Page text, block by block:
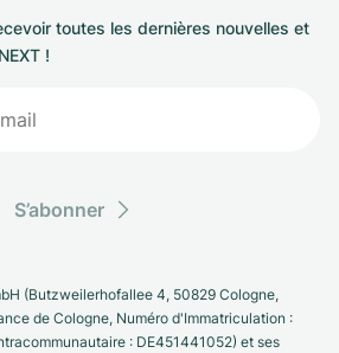
toutes les dernières nouvelles et
!
S’abonner
(Butzweilerhofallee 4, 50829 Cologne,
de Cologne, Numéro d'Immatriculation :
: DE451441052) et ses